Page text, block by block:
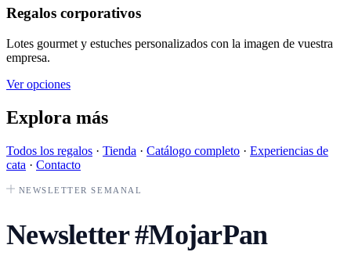
Regalos corporativos
Lotes gourmet y estuches personalizados con la imagen de vuestra
empresa.
Ver opciones
Explora más
Todos los regalos · Tienda · Catálogo completo · Experiencias de
cata · Contacto
NEWSLETTER SEMANAL
Newsletter#MojarPan